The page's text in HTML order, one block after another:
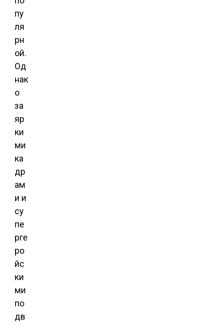
пу
ля
рн
ой.
Од
нак
о
за
яр
ки
ми
ка
др
ам
и и
су
пе
рге
ро
йс
ки
ми
по
дв